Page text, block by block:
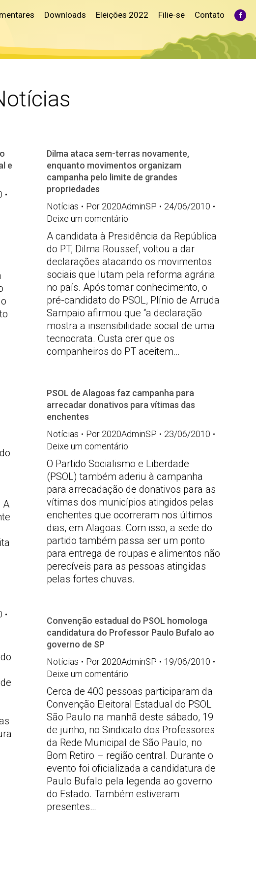
Downloads Eleições 2022 Filie-se Contato
e
Dilma ataca sem-terras novamente,
enquanto movimentos organizam
campanha pelo limite de grandes
propriedades
Notícias
Por 2020AdminSP
24/06/2010
Deixe um comentário
A candidata à Presidência da República
do PT, Dilma Roussef, voltou a dar
declarações atacando os movimentos
sociais que lutam pela reforma agrária
no país. Após tomar conhecimento, o
pré-candidato do PSOL, Plínio de Arruda
Sampaio afirmou que “a declaração
mostra a insensibilidade social de uma
tecnocrata. Custa crer que os
companheiros do PT aceitem…
PSOL de Alagoas faz campanha para
arrecadar donativos para vítimas das
enchentes
Notícias
Por 2020AdminSP
23/06/2010
Deixe um comentário
O Partido Socialismo e Liberdade
(PSOL) também aderiu à campanha
para arrecadação de donativos para as
vítimas dos municípios atingidos pelas
enchentes que ocorreram nos últimos
dias, em Alagoas. Com isso, a sede do
partido também passa ser um ponto
para entrega de roupas e alimentos não
perecíveis para as pessoas atingidas
pelas fortes chuvas.
A
Convenção estadual do PSOL homologa
candidatura do Professor Paulo Bufalo ao
governo de SP
Notícias
Por 2020AdminSP
19/06/2010
Deixe um comentário
Cerca de 400 pessoas participaram da
Convenção Eleitoral Estadual do PSOL
São Paulo na manhã deste sábado, 19
de junho, no Sindicato dos Professores
da Rede Municipal de São Paulo, no
Bom Retiro – região central. Durante o
evento foi oficializada a candidatura de
Paulo Bufalo pela legenda ao governo
do Estado. Também estiveram
presentes…